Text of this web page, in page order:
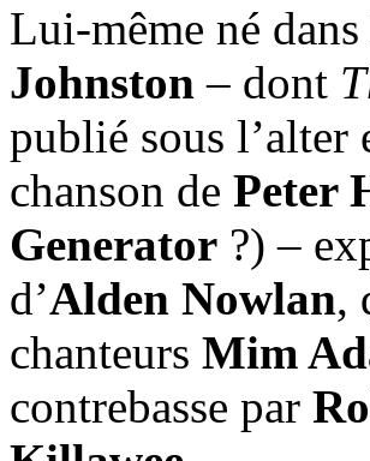
Lui-même né
Johnston – dont
publié sous l’alter
chanson de Peter
Generator ?) –
d’Alden Nowlan,
chanteurs Mim
contrebasse par